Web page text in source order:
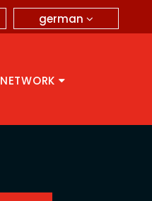
german
NETWORK